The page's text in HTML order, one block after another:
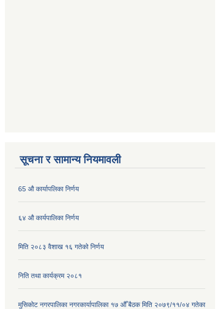
सूचना र सामान्य नियमावली
65 औ कार्यापलिका निर्णय
६४ औ कार्यपालिका निर्णय
मिति २०८३ वैशाख १६ गतेको निर्णय
निति तथा कार्यक्रम २०८१
मुसिकोट नगरपालिका नगरकार्यापालिका १७ औँ बैठक मिति २०७९/११/०४ गतेका